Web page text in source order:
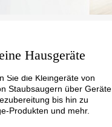
Hausgeräte
Sie die Kleingeräte von
Staubsaugern über Geräte
bis hin zu
Produkten und mehr.